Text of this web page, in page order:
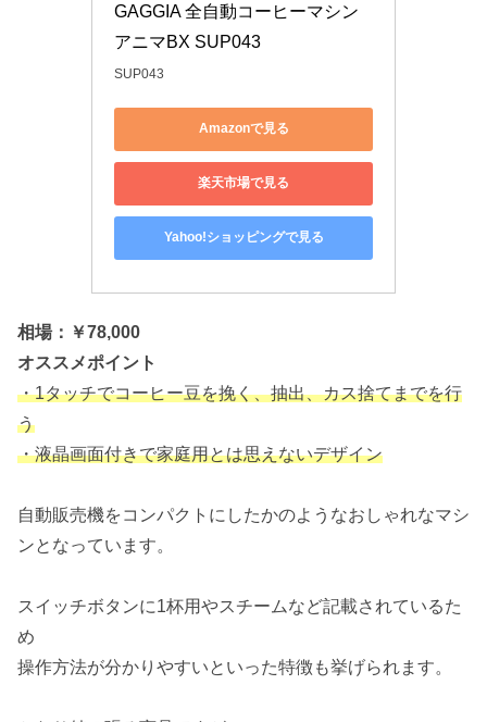
GAGGIA 全自動コーヒーマシン
アニマBX SUP043
SUP043
Amazonで見る
楽天市場で見る
Yahoo!ショッピングで見る
相場：￥78,000
オススメポイント
・1タッチでコーヒー豆を挽く、抽出、カス捨てまでを行
う
・液晶画面付きで家庭用とは思えないデザイン
自動販売機をコンパクトにしたかのようなおしゃれなマシ
ンとなっています。
スイッチボタンに1杯用やスチームなど記載されているた
め
操作方法が分かりやすいといった特徴も挙げられます。